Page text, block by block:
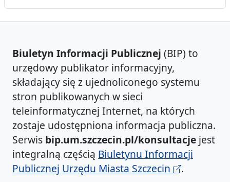
Biuletyn Informacji Publicznej (BIP) to
urzędowy publikator informacyjny,
składający się z ujednoliconego systemu
stron publikowanych w sieci
teleinformatycznej Internet, na których
zostaje udostępniona informacja publiczna.
Serwis bip.um.szczecin.pl/konsultacje jest
integralną częścią Biuletynu Informacji
Publicznej Urzędu Miasta Szczecin
.